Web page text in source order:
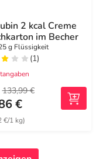
2 kcal Creme
im Becher
g Flüssigkeit
(1)
133,99 €
€
€/1 kg)